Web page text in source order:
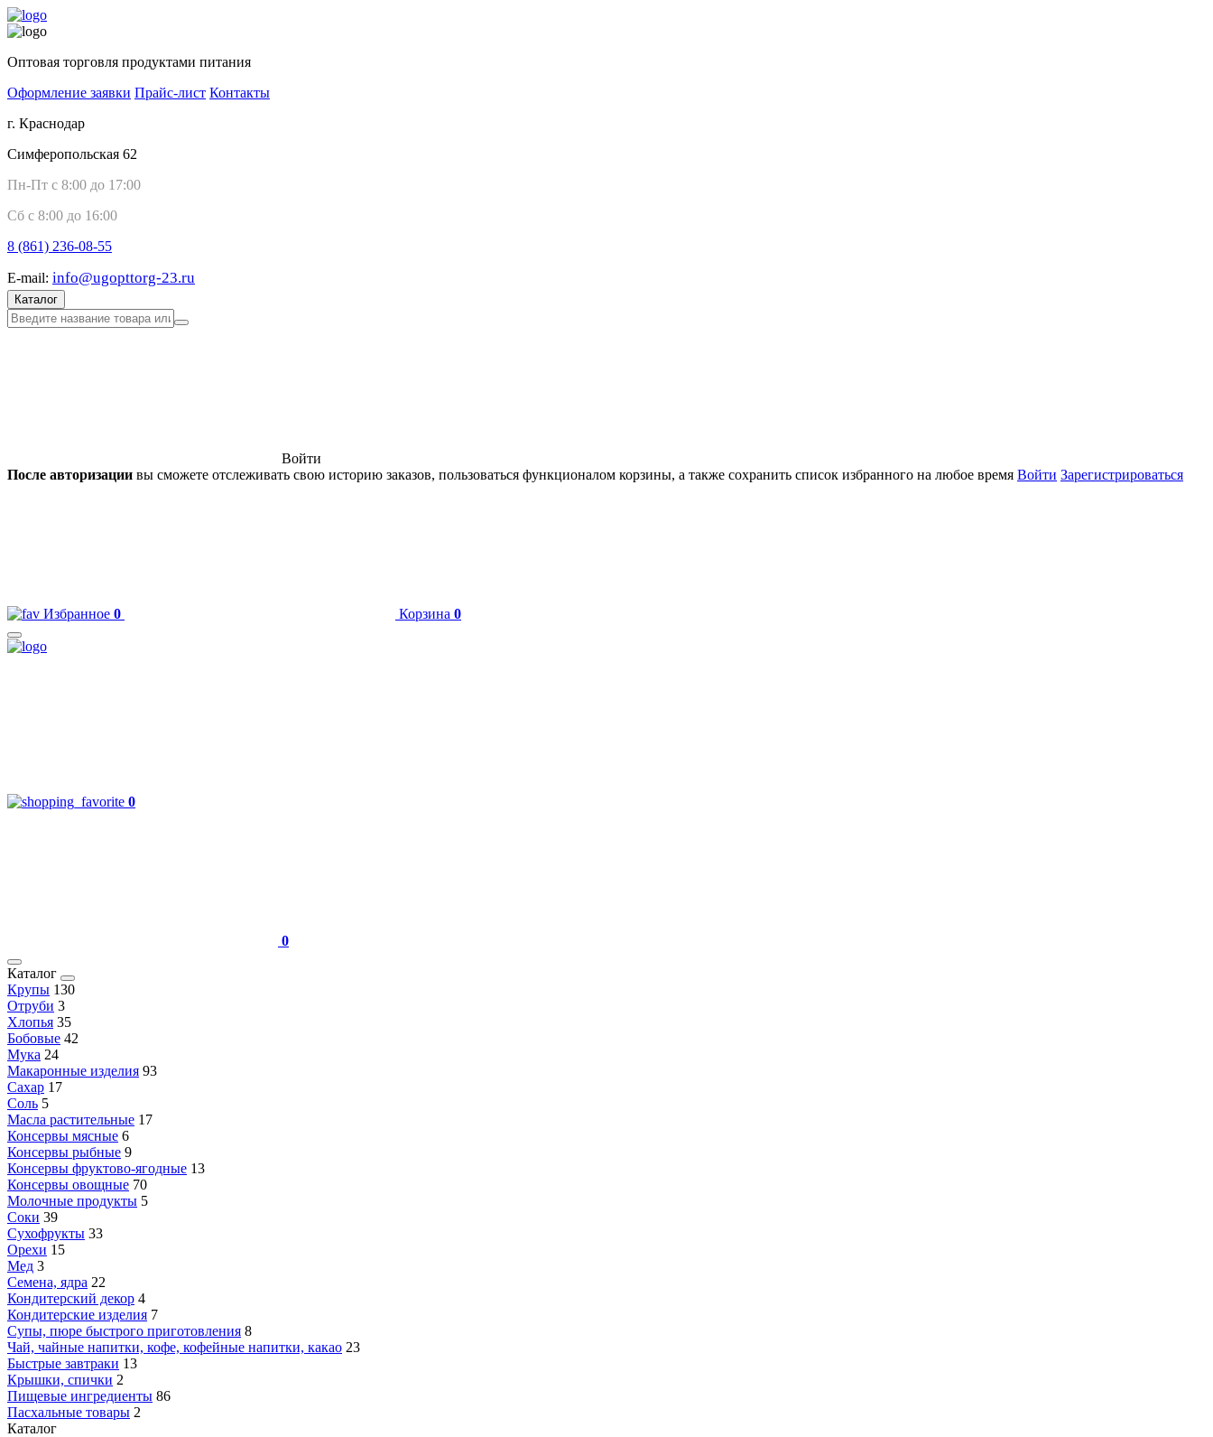
Оптовая торговля продуктами питания
Оформление заявки Прайс-лист Контакты
г. Краснодар
Симферопольская 62
Пн-Пт с 8:00 до 17:00
Сб с 8:00 до 16:00
8 (861) 236-08-55
E-mail: info@ugopttorg-23.ru
Каталог
Войти
После авторизации вы сможете отслеживать свою историю заказов, пользоваться функционалом корзины, а также сохранить список избранного на любое время Войти Зарегистрироваться
Избранное 0 Корзина 0
0
0
Каталог
Крупы 130
Отруби 3
Хлопья 35
Бобовые 42
Мука 24
Макаронные изделия 93
Сахар 17
Соль 5
Масла растительные 17
Консервы мясные 6
Консервы рыбные 9
Консервы фруктово-ягодные 13
Консервы овощные 70
Молочные продукты 5
Соки 39
Сухофрукты 33
Орехи 15
Мед 3
Семена, ядра 22
Кондитерский декор 4
Кондитерские изделия 7
Супы, пюре быстрого приготовления 8
Чай, чайные напитки, кофе, кофейные напитки, какао 23
Быстрые завтраки 13
Крышки, спички 2
Пищевые ингредиенты 86
Пасхальные товары 2
Каталог